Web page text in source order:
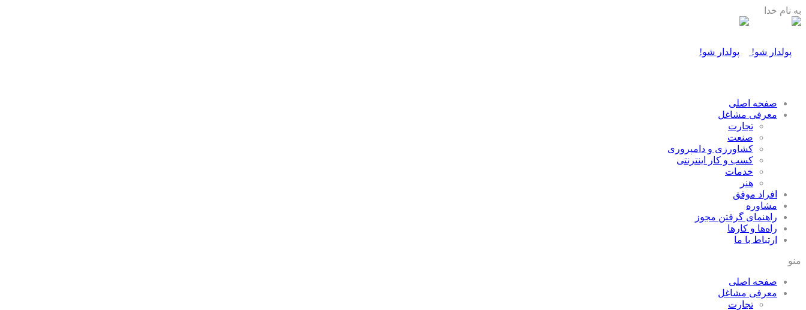
به نام خدا
صفحه اصلی
معرفی مشاغل
تجارت
صنعت
كشاورزی و دامپروری
كسب و كار اينترنتی
خدمات
هنر
افراد موفق
مشاوره
راهنمای گرفتن مجوز
راه‌ها و كارها
ارتباط با ما
منو
صفحه اصلی
معرفی مشاغل
تجارت